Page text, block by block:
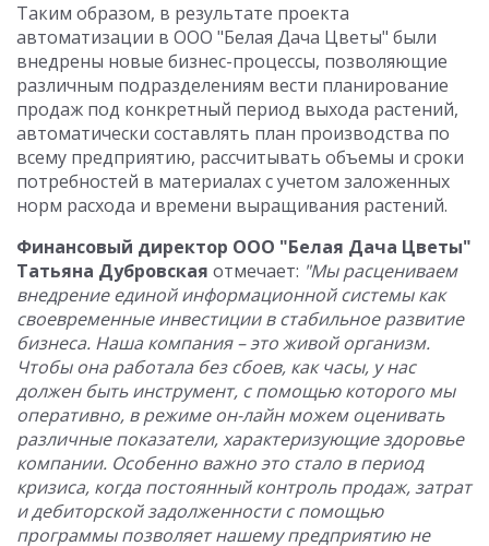
Таким образом, в результате проекта
автоматизации в ООО "Белая Дача Цветы" были
внедрены новые бизнес-процессы, позволяющие
различным подразделениям вести планирование
продаж под конкретный период выхода растений,
автоматически составлять план производства по
всему предприятию, рассчитывать объемы и сроки
потребностей в материалах с учетом заложенных
норм расхода и времени выращивания растений.
Финансовый директор ООО "Белая Дача Цветы"
Татьяна Дубровская отмечает: "Мы расцениваем
внедрение единой информационной системы как
своевременные инвестиции в стабильное развитие
бизнеса. Наша компания – это живой организм.
Чтобы она работала без сбоев, как часы, у нас
должен быть инструмент, с помощью которого мы
оперативно, в режиме он-лайн можем оценивать
различные показатели, характеризующие здоровье
компании. Особенно важно это стало в период
кризиса, когда постоянный контроль продаж, затрат
и дебиторской задолженности с помощью
программы позволяет нашему предприятию не